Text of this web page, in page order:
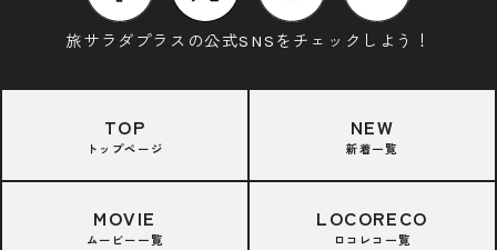
旅サラダプラスの公式SNSをチェックしよう！
TOP
トップページ
NEW
新着一覧
MOVIE
ムービー一覧
LOCORECO
ロコレコ一覧